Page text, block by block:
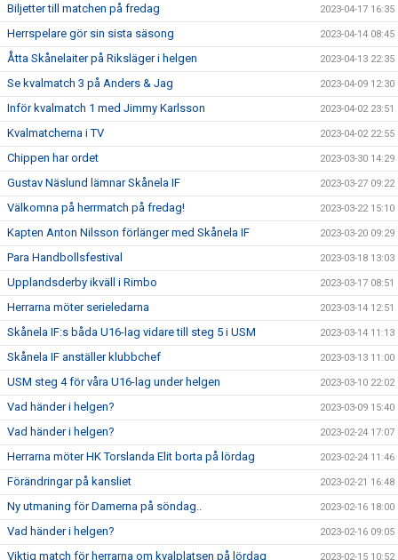
Biljetter till matchen på fredag 2023-04-17 16:35
Herrspelare gör sin sista säsong 2023-04-14 08:45
Åtta Skånelaiter på Riksläger i helgen 2023-04-13 22:35
Se kvalmatch 3 på Anders & Jag 2023-04-09 12:30
Inför kvalmatch 1 med Jimmy Karlsson 2023-04-02 23:51
Kvalmatcherna i TV 2023-04-02 22:55
Chippen har ordet 2023-03-30 14:29
Gustav Näslund lämnar Skånela IF 2023-03-27 09:22
Välkomna på herrmatch på fredag! 2023-03-22 15:10
Kapten Anton Nilsson förlänger med Skånela IF 2023-03-20 09:29
Para Handbollsfestival 2023-03-18 13:03
Upplandsderby ikväll i Rimbo 2023-03-17 08:51
Herrarna möter serieledarna 2023-03-14 12:51
Skånela IF:s båda U16-lag vidare till steg 5 i USM 2023-03-14 11:13
Skånela IF anställer klubbchef 2023-03-13 11:00
USM steg 4 för våra U16-lag under helgen 2023-03-10 22:02
Vad händer i helgen? 2023-03-09 15:40
Vad händer i helgen? 2023-02-24 17:07
Herrarna möter HK Torslanda Elit borta på lördag 2023-02-24 11:46
Förändringar på kansliet 2023-02-21 16:48
Ny utmaning för Damerna på söndag.. 2023-02-16 18:00
Vad händer i helgen? 2023-02-16 09:05
Viktig match för herrarna om kvalplatsen på lördag 2023-02-15 10:52